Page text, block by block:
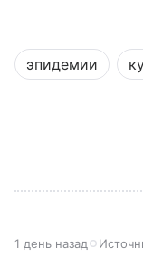
эпидемии
1 день назад